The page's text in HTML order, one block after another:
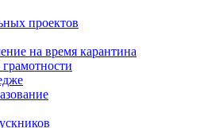
проектов
на время карантина